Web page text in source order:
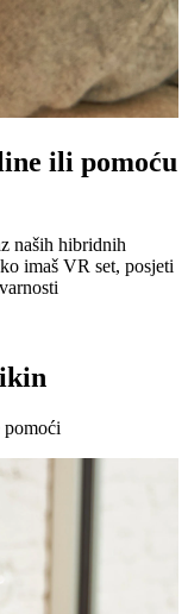
ili pomoću
naših hibridnih
imaš VR set, posjeti